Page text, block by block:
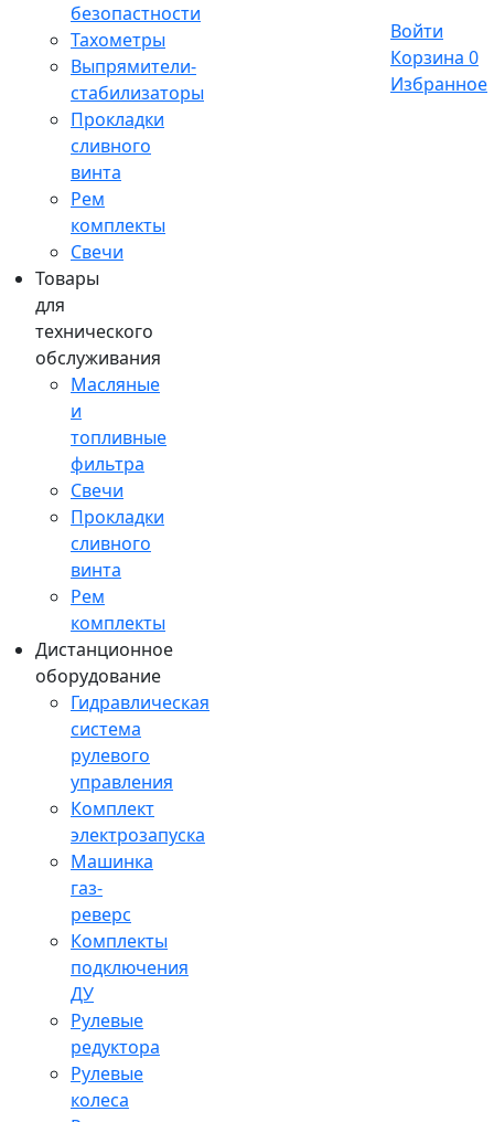
безопастности
Тахометры
Выпрямители-
стабилизаторы
Прокладки
сливного
винта
Рем
комплекты
Свечи
Товары
для
технического
обслуживания
Масляные
и
топливные
фильтра
Свечи
Прокладки
сливного
винта
Рем
комплекты
Дистанционное
оборудование
Гидравлическая
система
рулевого
управления
Комплект
электрозапуска
Машинка
газ-
реверс
Комплекты
подключения
ДУ
Рулевые
редуктора
Рулевые
колеса
Войти
Корзина 0
Избранное